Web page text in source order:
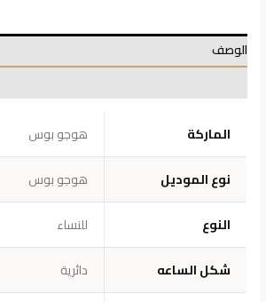
الوصف
الماركة
هوجو بوس
نوع الموديل
هوجو بوس
النوع
للنساء
شكل الساعه
دائرية